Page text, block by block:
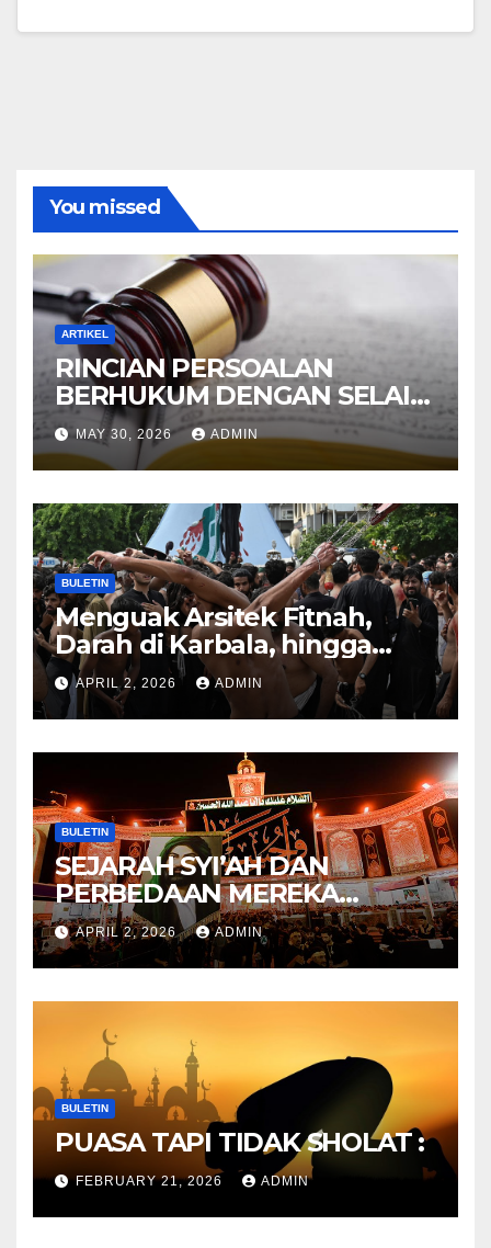
You missed
ARTIKEL
RINCIAN PERSOALAN
BERHUKUM DENGAN SELAIN
HUKUM ALLAH DALAM
KITAB AT-TAMHID SYARAH
KITAB AT-TAUHID
MAY 30, 2026 ADMIN
BULETIN
Menguak Arsitek Fitnah,
Darah di Karbala, hingga
Lahirnya Sekte-sekte serta
Mitos Imam Gaib
APRIL 2, 2026 ADMIN
BULETIN
SEJARAH SYI’AH DAN
PERBEDAAN MEREKA
ANTARA DULU DAN
SEKARANG
APRIL 2, 2026 ADMIN
BULETIN
PUASA TAPI TIDAK SHOLAT :
FEBRUARY 21, 2026 ADMIN